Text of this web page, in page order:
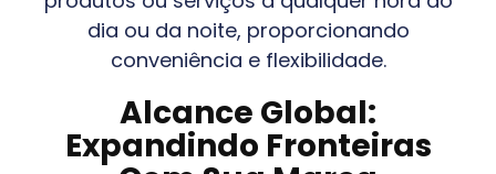
dia ou da noite, proporcionando
conveniência e flexibilidade.
Alcance Global:
Expandindo Fronteiras